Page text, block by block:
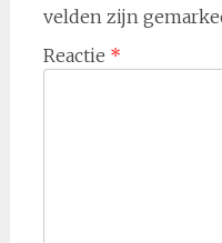
velden zijn
Reactie *